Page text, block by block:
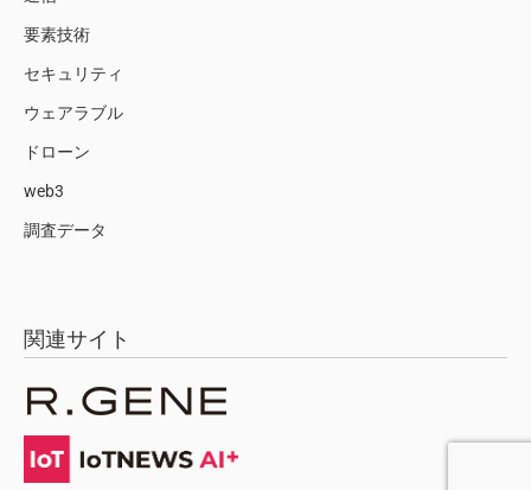
要素技術
セキュリティ
ウェアラブル
ドローン
web3
調査データ
関連サイト